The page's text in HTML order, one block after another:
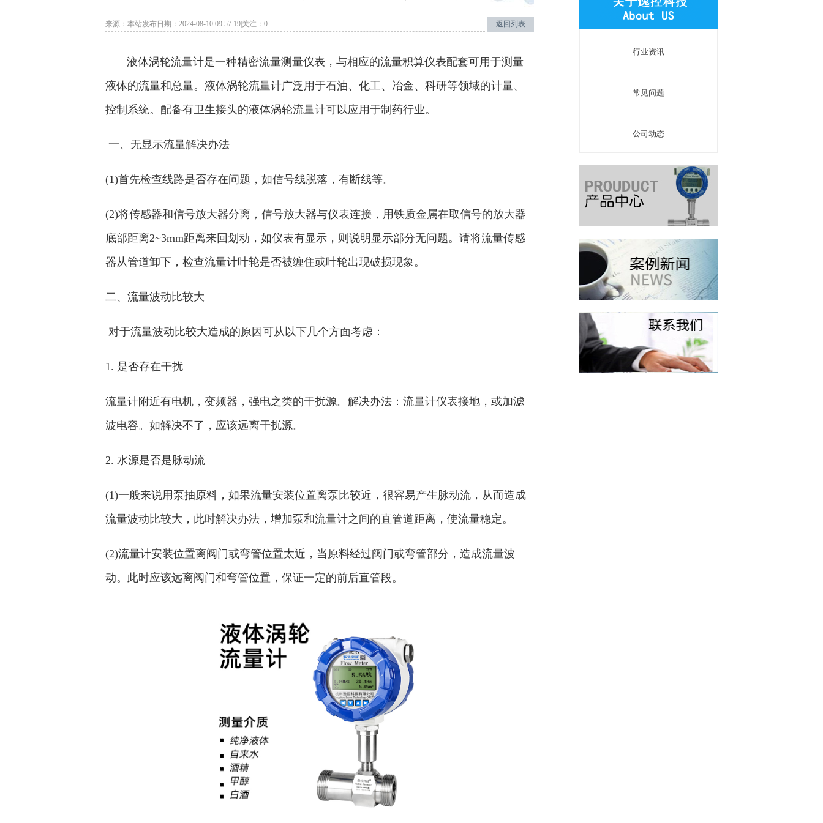
来源：本站发布日期：2024-08-10 09:57:19|关注： 0 返回列表
液体涡轮流量计是一种精密流量测量仪表，与相应的流量积算仪表配套可用于测量
液体的流量和总量。液体涡轮流量计广泛用于石油、化工、冶金、科研等领域的计量、
控制系统。配备有卫生接头的液体涡轮流量计可以应用于制药行业。
一、无显示流量解决办法
(1)首先检查线路是否存在问题，如信号线脱落，有断线等。
(2)将传感器和信号放大器分离，信号放大器与仪表连接，用铁质金属在取信号的放大器
底部距离2~3mm距离来回划动，如仪表有显示，则说明显示部分无问题。请将流量传感
器从管道卸下，检查流量计叶轮是否被缠住或叶轮出现破损现象。
二、流量波动比较大
对于流量波动比较大造成的原因可从以下几个方面考虑：
1. 是否存在干扰
流量计附近有电机，变频器，强电之类的干扰源。解决办法：流量计仪表接地，或加滤
波电容。如解决不了，应该远离干扰源。
2. 水源是否是脉动流
(1)一般来说用泵抽原料，如果流量安装位置离泵比较近，很容易产生脉动流，从而造成
流量波动比较大，此时解决办法，增加泵和流量计之间的直管道距离，使流量稳定。
(2)流量计安装位置离阀门或弯管位置太近，当原料经过阀门或弯管部分，造成流量波
动。此时应该远离阀门和弯管位置，保证一定的前后直管段。
行业资讯
常见问题
公司动态